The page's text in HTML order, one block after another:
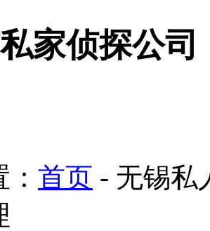
家侦探公司
首页 - 无锡私